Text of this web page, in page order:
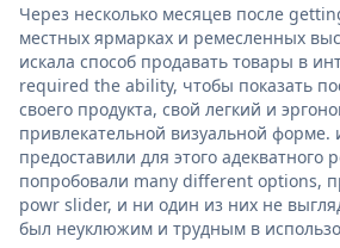
Через несколько месяцев после
местных ярмарках и ремесленных
искала способ продавать товары в
required the ability, чтобы показать
своего продукта, свой легкий и
привлекательной визуальной форме.
предоставили для этого адекватного
попробовали many different options,
powr slider, и ни один из них не
был неуклюжим и трудным в